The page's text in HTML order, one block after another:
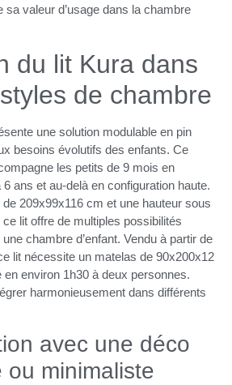
sa valeur d’usage dans la chambre
du lit Kura dans
de chambre
une solution modulable en pin
besoins évolutifs des enfants. Ce
les petits de 9 mois en
ans et au-delà en configuration haute.
209x99x116 cm et une hauteur sous
lit offre de multiples possibilités
chambre d’enfant. Vendu à partir de
lit nécessite un matelas de 90x200x12
environ 1h30 à deux personnes.
harmonieusement dans différents
avec une déco
ou minimaliste